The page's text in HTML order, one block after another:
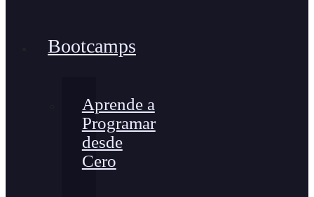
Bootcamps
Aprende a
Programar
desde
Cero